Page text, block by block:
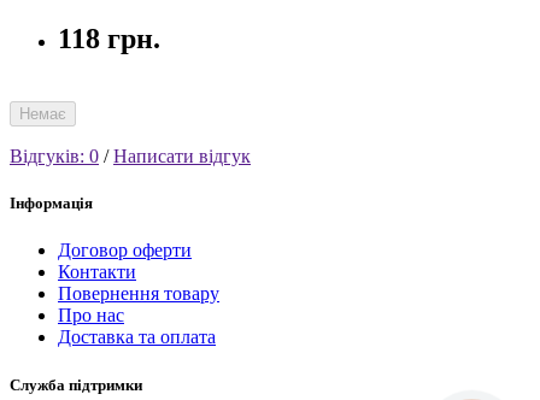
118 грн.
Немає
Відгуків: 0 /Написати відгук
Інформація
Договор оферти
Контакти
Повернення товару
Про нас
Доставка та оплата
Служба підтримки